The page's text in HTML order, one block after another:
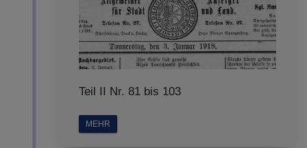
Teil II Nr. 81 bis 103
MEHR